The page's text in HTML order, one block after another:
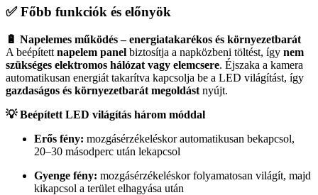
✅Főbb funkciók és előnyök
🔋 Napelemes működés – energiatakarékos és környezetbarát
A beépített napelem panel biztosítja a napközbeni töltést, így nem
szükséges elektromos hálózat vagy elemcsere. Éjszaka a kamera
automatikusan energiát takarítva kapcsolja be a LED világítást, így
gazdaságos és környezetbarát megoldást nyújt.
💡 Beépített LED világítás három móddal
Erős fény: mozgásérzékeléskor automatikusan bekapcsol,
20–30 másodperc után lekapcsol
Gyenge fény: mozgásérzékeléskor folyamatosan világít, majd
kikapcsol a terület elhagyása után